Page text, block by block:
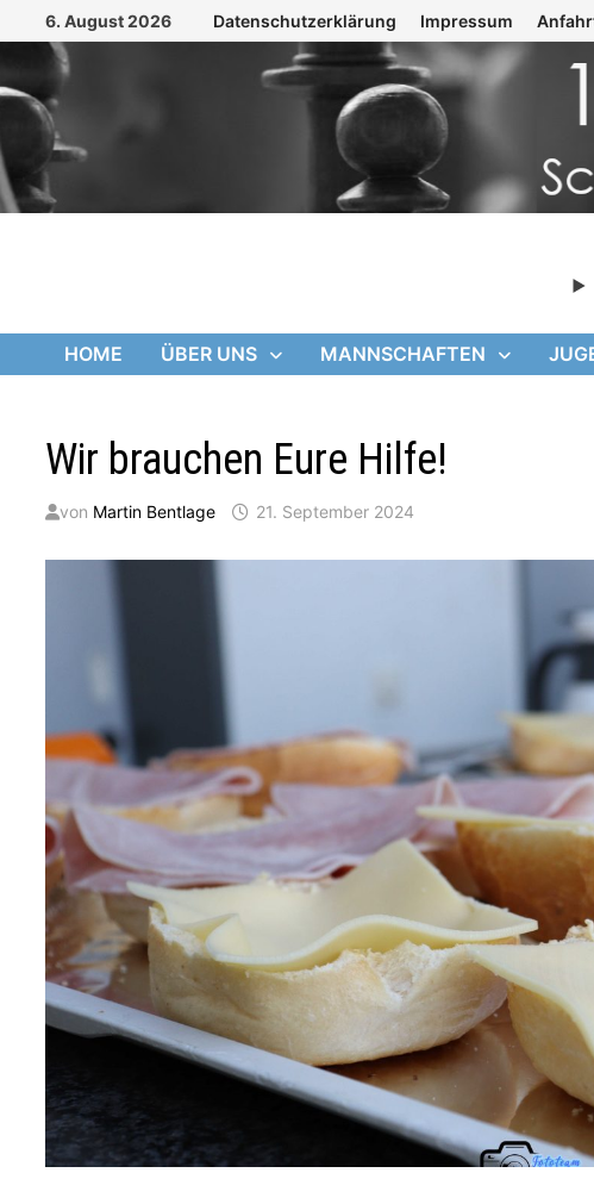
Inhalt
springen
6. August 2026 Datenschutzerklärung Impressum
HOME ÜBER UNS MANNSCHAFTEN
Wir brauchen Eure Hilfe!
von Martin Bentlage 21. September 2024